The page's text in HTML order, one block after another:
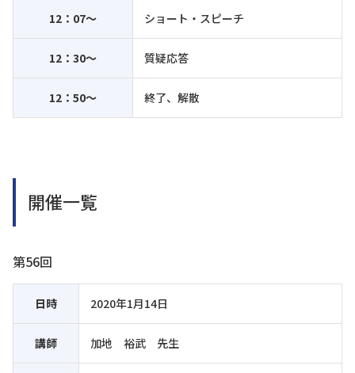
12：07～ ショート・スピーチ
12：30～ 質疑応答
12：50～ 終了、解散
開催一覧
第56回
日時 2020年1月14日
講師 加地 裕武 先生